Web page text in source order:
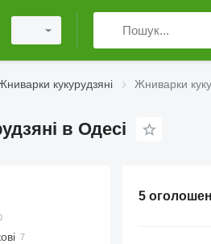
кукурудзяні Жниварки
в Одесі
5